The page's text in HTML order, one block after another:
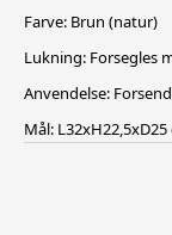
Farve: Brun (natur)
Lukning: Forsegles
Anvendelse:
Mål: L32xH22,5xD25